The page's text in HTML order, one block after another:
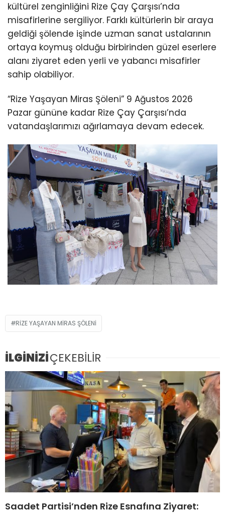
kültürel zenginliğini Rize Çay Çarşısı’nda
misafirlerine sergiliyor. Farklı kültürlerin bir araya
geldiği şölende işinde uzman sanat ustalarının
ortaya koymuş olduğu birbirinden güzel eserlere
alanı ziyaret eden yerli ve yabancı misafirler
sahip olabiliyor.
“Rize Yaşayan Miras Şöleni” 9 Ağustos 2026
Pazar gününe kadar Rize Çay Çarşısı’nda
vatandaşlarımızı ağırlamaya devam edecek.
RİZE YAŞAYAN MİRAS ŞÖLENİ
İLGİNİZİÇEKEBİLİR
Saadet Partisi’nden Rize Esnafına Ziyaret: